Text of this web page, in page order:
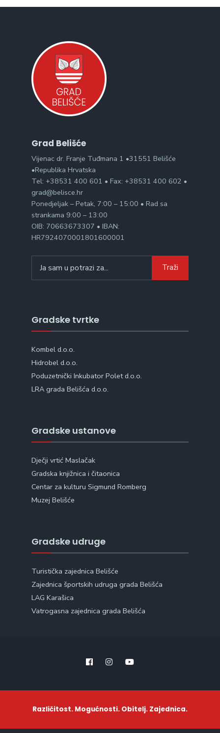
Grad Belišće
Vijenac dr. Franje Tuđmana 1 •31551 Belišće
•Republika Hrvatska
Tel: +38531 400 601 • Fax: +38531 400 602 •
grad@belisce.hr
Ponedjeljak – Petak, 7:00 – 15:00 • Rad sa
strankama 9:00 – 13:00
OIB: 70663673307 • IBAN:
HR7924070001801600001
for:
Traži
Gradske tvrtke
Kombel d.o.o.
Hidrobel d.o.o.
Poduzetnički Inkubator Polet d.o.o.
LRA grada Belišća d.o.o.
Gradske ustanove
Dječji vrtić Maslačak
Gradska knjižnica i čitaonica
Centar za kulturu Sigmund Romberg
Muzej Belišće
Gradske udruge
Turistička zajednica Belišće
Zajednica športskih udruga grada Belišća
LAG Karašica
Vatrogasna zajednica grada Belišća
Različitost. Mogućnosti. Obitelj. Zajednica.